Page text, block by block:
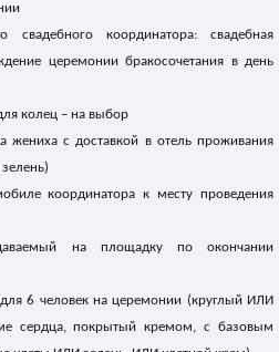
свадебного координатора: свадебная
церемонии бракосочетания в день
колец – на выбор
жениха с доставкой в отель проживания
координатора к месту проведения
на площадку по окончании
6 человек на церемонии (круглый ИЛИ
сердца, покрытый кремом, с базовым